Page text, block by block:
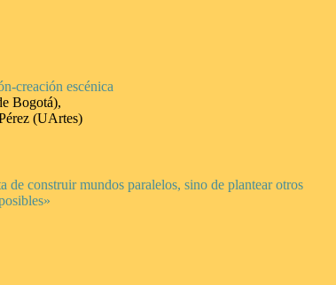
creación escénica
Bogotá),
(UArtes)
de construir mundos paralelos, sino de plantear otros